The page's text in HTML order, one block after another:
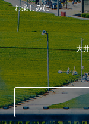
お楽しみに！
大